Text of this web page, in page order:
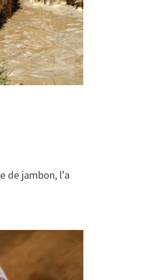
de jambon, l’a